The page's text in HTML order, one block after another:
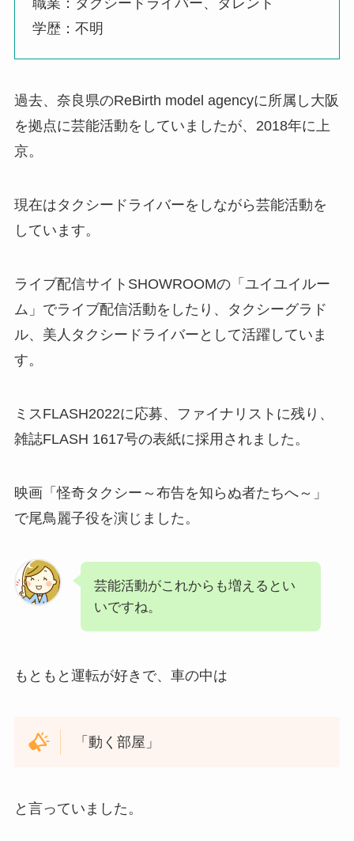
職業：タクシードライバー、タレント
学歴：不明
過去、奈良県のReBirth model agencyに所属し大阪
を拠点に芸能活動をしていましたが、2018年に上
京。
現在はタクシードライバーをしながら芸能活動を
しています。
ライブ配信サイトSHOWROOMの「ユイユイルー
ム」でライブ配信活動をしたり、タクシーグラド
ル、美人タクシードライバーとして活躍していま
す。
ミスFLASH2022に応募、ファイナリストに残り、
雑誌FLASH 1617号の表紙に採用されました。
映画「怪奇タクシー～布告を知らぬ者たちへ～」
で尾鳥麗子役を演じました。
芸能活動がこれからも増えるとい
いですね。
もともと運転が好きで、車の中は
「動く部屋」
と言っていました。